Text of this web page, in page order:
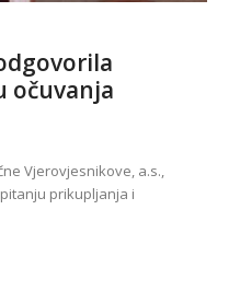
očuvanja
Vjerovjesnikove, a.s.,
prikupljanja i